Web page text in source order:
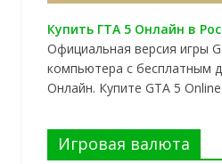
Купить ГТА 5 Онлайн в
Официальная версия игры
компьютера с бесплатным
Онлайн. Купите GTA 5
Игровая валюта